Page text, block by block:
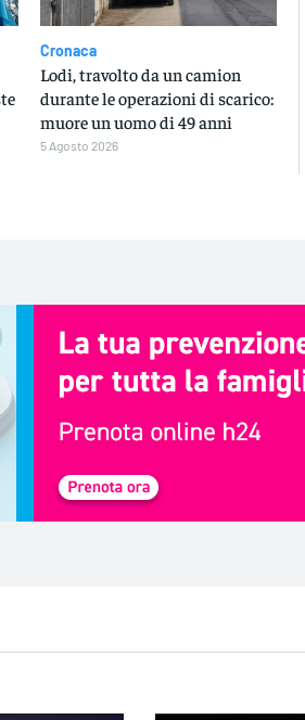
Cronaca
Lodi, travolto da un camion
durante le operazioni di scarico:
muore un uomo di 49 anni
5 Agosto 2026